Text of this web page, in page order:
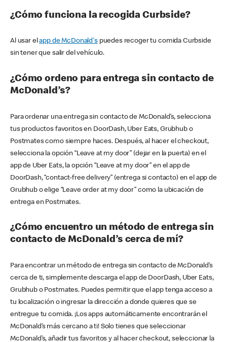
¿Cómo funciona la recogida Curbside?
Al usar elapp de McDonald'spuedes recoger tu comida Curbside
sin tener que salir del vehículo.
¿Cómo ordeno para entrega sin contacto de
McDonald’s?
Para ordenar una entrega sin contacto de McDonald’s, selecciona
tus productos favoritos en DoorDash, Uber Eats, Grubhub o
Postmates como siempre haces. Después, al hacer el checkout,
selecciona la opción “Leave at my door” (dejar en la puerta) en el
app de Uber Eats, la opción “Leave at my door” en el app de
DoorDash, “contact-free delivery” (entrega si contacto) en el app de
Grubhub o elige “Leave order at my door” como la ubicación de
entrega en Postmates.
¿Cómo encuentro un método de entrega sin
contacto de McDonald’s cerca de mí?
Para encontrar un método de entrega sin contacto de McDonald’s
cerca de ti, simplemente descarga el app de DoorDash, Uber Eats,
Grubhub o Postmates. Puedes permitir que el app tenga acceso a
tu localización o ingresar la dirección a donde quieres que se
entregue tu comida. ¡Los apps automáticamente encontrarán el
McDonald’s más cercano a ti! Solo tienes que seleccionar
McDonald’s, añadir tus favoritos y al hacer checkout, seleccionar la